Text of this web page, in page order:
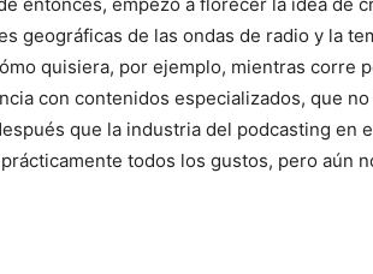
geográficas de las ondas de radio y la
quisiera, por ejemplo, mientras corre
con contenidos especializados, que
que la industria del podcasting en
todos los gustos, pero aún